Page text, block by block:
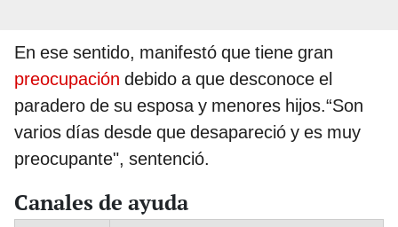
En ese sentido, manifestó que tiene gran
preocupación debido a que desconoce el
paradero de su esposa y menores hijos.“Son
varios días desde que desapareció y es muy
preocupante", sentenció.
Canales de ayuda